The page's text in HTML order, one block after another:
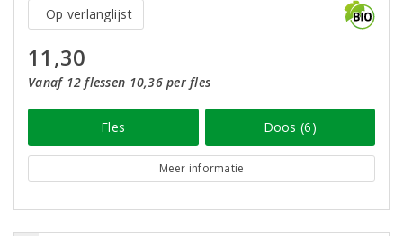
Op verlanglijst
11,30
Vanaf 12 flessen 10,36 per fles
Fles Doos (6)
Meer informatie